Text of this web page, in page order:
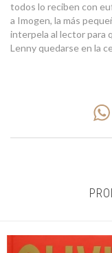
todos lo reciben con
a Imogen, la más
interpela al lector para
Lenny quedarse en la